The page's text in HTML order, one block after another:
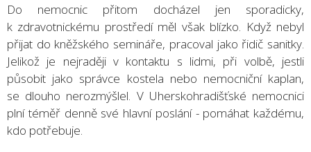
Do nemocnic přitom docházel jen sporadicky,
k zdravotnickému prostředí měl však blízko. Když nebyl
přijat do kněžského semináře, pracoval jako řidič sanitky.
Jelikož je nejraději v kontaktu s lidmi, při volbě, jestli
působit jako správce kostela nebo nemocniční kaplan,
se dlouho nerozmýšlel. V Uherskohradišťské nemocnici
plní téměř denně své hlavní poslání - pomáhat každému,
kdo potřebuje.